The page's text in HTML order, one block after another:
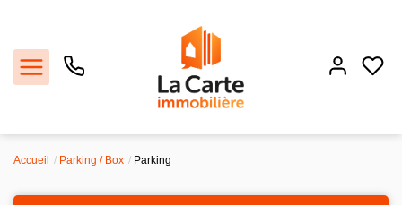
Accueil Parking / Box Parking